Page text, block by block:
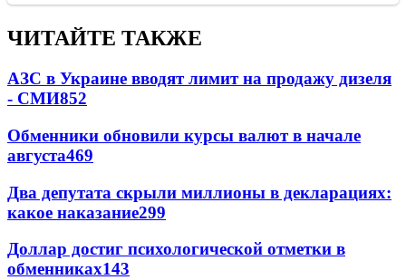
ЧИТАЙТЕ ТАКЖЕ
АЗС в Украине вводят лимит на продажу дизеля
- СМИ852
Обменники обновили курсы валют в начале
августа469
Два депутата скрыли миллионы в декларациях:
какое наказание299
Доллар достиг психологической отметки в
обменниках143